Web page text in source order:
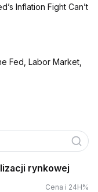
Inflation Fight Can’t
Fed, Labor Market,
rynkowej
Cena i 24H%